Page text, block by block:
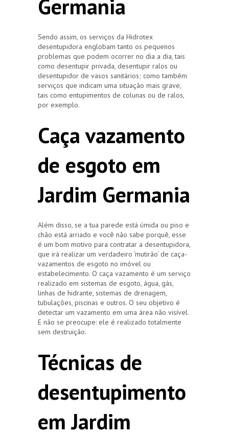
Germania
Sendo assim, os serviços da Hidrotex
desentupidora englobam tanto os pequenos
problemas que podem ocorrer no dia a dia, tais
como desentupir privada, desentupir ralos ou
desentupidor de vasos sanitários; como também
serviços que indicam uma situação mais grave,
tais como entupimentos de colunas ou de ralos,
por exemplo.
Caça vazamento
de esgoto em
Jardim Germania
Além disso, se a tua parede está úmida ou piso e
chão está arriado e você não sabe porquê, esse
é um bom motivo para contratar a desentupidora,
que irá realizar um verdadeiro ‘mutirão’ de caça-
vazamentos de esgoto no imóvel ou
estabelecimento. O caça vazamento é um serviço
realizado em sistemas de esgoto, água, gás,
linhas de hidrante, sistemas de drenagem,
tubulações, piscinas e outros. O seu objetivo é
detectar um vazamento em uma área não visível.
E não se preocupe: ele é realizado totalmente
sem destruição.
Técnicas de
desentupimento
em Jardim